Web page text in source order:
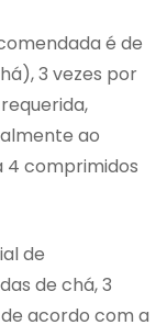
é de
3 vezes por
ao
4 comprimidos
de
de chá, 3
acordo com a